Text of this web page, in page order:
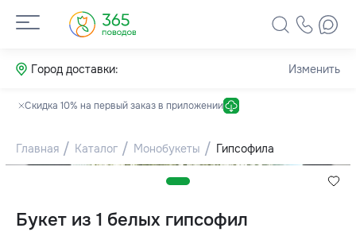
Город доставки: Изменить
Скидка 10% на первый заказ в приложении
Главная Каталог Монобукеты Гипсофила
Букет из 1 белых гипсофил